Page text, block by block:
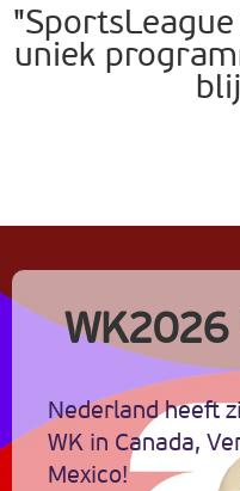
uniek
Nederland heeft
WK in Canada,
Mexico!